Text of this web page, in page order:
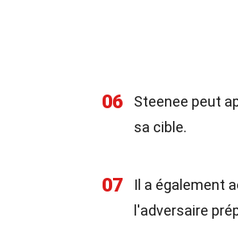
06
Steenee peut
sa cible.
07
Il a également
l'adversaire